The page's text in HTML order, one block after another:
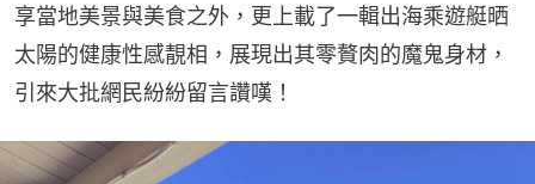
享當地美景與美食之外，更上載了一輯出海乘遊艇晒
太陽的健康性感靚相，展現出其零贅肉的魔鬼身材，
引來大批網民紛紛留言讚嘆！